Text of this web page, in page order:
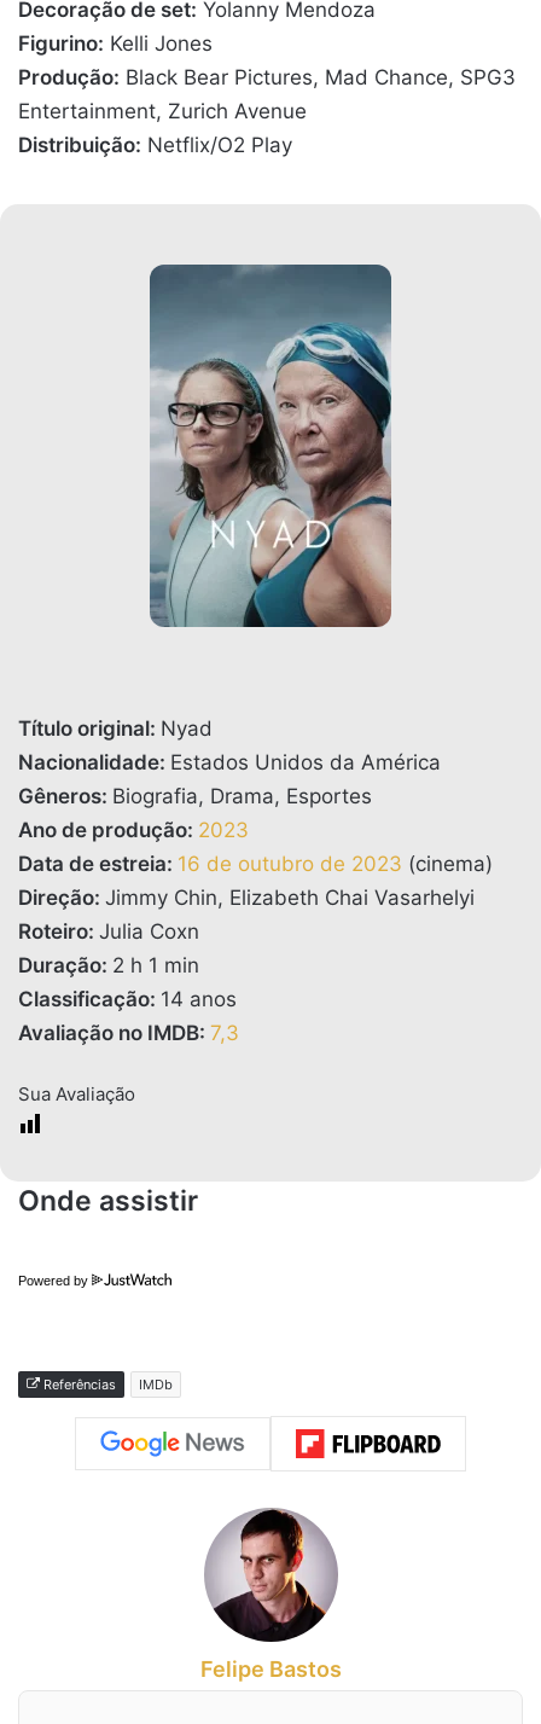
Decoração de set: Yolanny Mendoza
Figurino: Kelli Jones
Produção: Black Bear Pictures, Mad Chance, SPG3
Entertainment, Zurich Avenue
Distribuição: Netflix/O2 Play
Título original: Nyad
Nacionalidade: Estados Unidos da América
Gêneros: Biografia, Drama, Esportes
Ano de produção: 2023
Data de estreia: 16 de outubro de 2023 (cinema)
Direção: Jimmy Chin, Elizabeth Chai Vasarhelyi
Roteiro: Julia Coxn
Duração: 2 h 1 min
Classificação: 14 anos
Avaliação no IMDB: 7,3
Sua Avaliação
Onde assistir
Powered by
Referências IMDb
Felipe Bastos